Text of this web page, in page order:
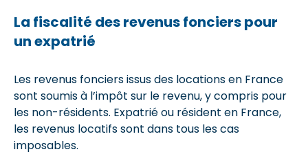
La fiscalité des revenus fonciers pour
un expatrié
Les revenus fonciers issus des locations en France
sont soumis à l’impôt sur le revenu, y compris pour
les non-résidents. Expatrié ou résident en France,
les revenus locatifs sont dans tous les cas
imposables.